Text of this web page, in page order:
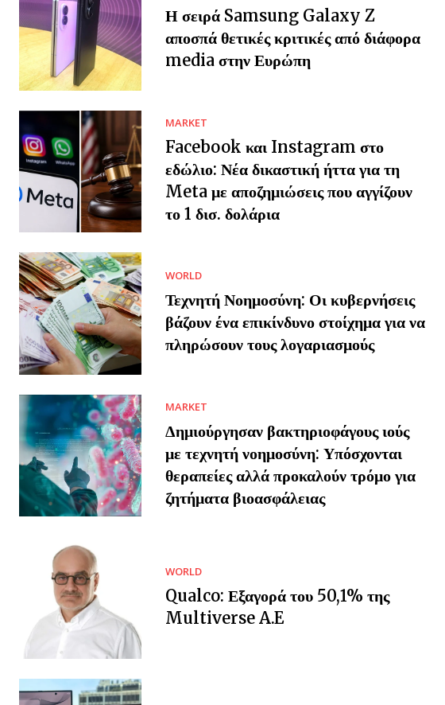
Η σειρά Samsung Galaxy Z
αποσπά θετικές κριτικές από διάφορα
media στην Ευρώπη
MARKET
Facebook και Instagram στο
εδώλιο: Νέα δικαστική ήττα για τη
Meta με αποζημιώσεις που αγγίζουν
το 1 δισ. δολάρια
WORLD
Τεχνητή Νοημοσύνη: Οι κυβερνήσεις
βάζουν ένα επικίνδυνο στοίχημα για να
πληρώσουν τους λογαριασμούς
MARKET
Δημιούργησαν βακτηριοφάγους ιούς
με τεχνητή νοημοσύνη: Υπόσχονται
θεραπείες αλλά προκαλούν τρόμο για
ζητήματα βιοασφάλειας
WORLD
Qualco: Εξαγορά του 50,1% της
Multiverse A.E